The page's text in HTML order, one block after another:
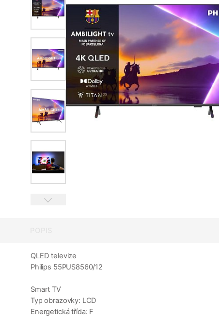
QLED televize
Philips 55PUS8560/12
Smart TV
Typ obrazovky: LCD
Energetická třída: F